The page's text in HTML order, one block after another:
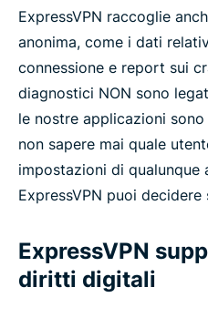
ExpressVPN raccoglie
anonima, come i dati
connessione e report sui
diagnostici NON sono
le nostre applicazioni
non sapere mai quale
impostazioni di qualunque
ExpressVPN puoi
ExpressVPN
diritti digitali